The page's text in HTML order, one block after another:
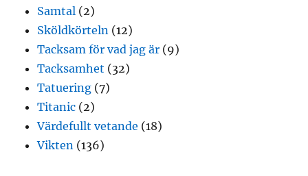
Samtal (2)
Sköldkörteln (12)
Tacksam för vad jag är (9)
Tacksamhet (32)
Tatuering (7)
Titanic (2)
Värdefullt vetande (18)
Vikten (136)